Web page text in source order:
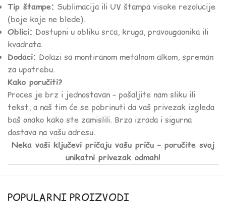
Tip štampe: Sublimacija ili UV štampa visoke rezolucije
(boje koje ne blede).
Oblici: Dostupni u obliku srca, kruga, pravougaonika ili
kvadrata.
Dodaci: Dolazi sa montiranom metalnom alkom, spreman
za upotrebu.
Kako poručiti?
Proces je brz i jednostavan – pošaljite nam sliku ili
tekst, a naš tim će se pobrinuti da vaš privezak izgleda
baš onako kako ste zamislili. Brza izrada i sigurna
dostava na vašu adresu.
Neka vaši ključevi pričaju vašu priču – poručite svoj
unikatni privezak odmah!
POPULARNI PROIZVODI